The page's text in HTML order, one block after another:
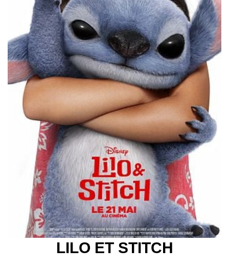
LILO ET STITCH